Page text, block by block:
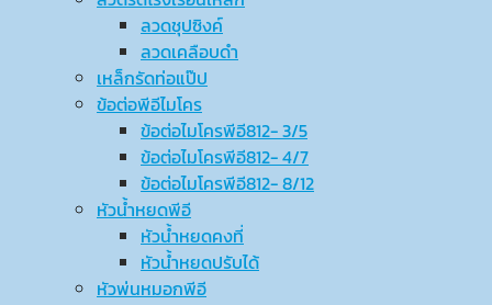
ลวดชุปซิงค์
ลวดเคลือบดำ
เหล็กรัดท่อแป๊ป
ข้อต่อพีอีไมโคร
ข้อต่อไมโครพีอี812- 3/5
ข้อต่อไมโครพีอี812- 4/7
ข้อต่อไมโครพีอี812- 8/12
หัวน้ำหยดพีอี
หัวน้ำหยดคงที่
หัวน้ำหยดปรับได้
หัวพ่นหมอกพีอี